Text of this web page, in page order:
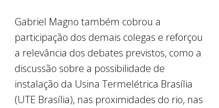
Gabriel Magno também cobrou a
participação dos demais colegas e reforçou
a relevância dos debates previstos, como a
discussão sobre a possibilidade de
instalação da Usina Termelétrica Brasília
(UTE Brasília), nas proximidades do rio, nas